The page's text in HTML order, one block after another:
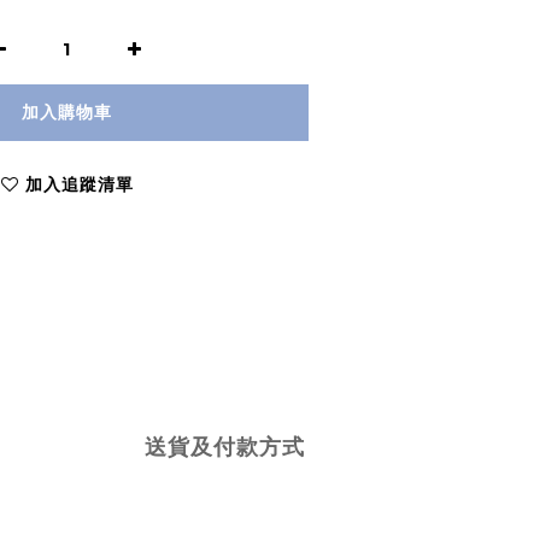
加入購物車
加入追蹤清單
送貨及付款方式